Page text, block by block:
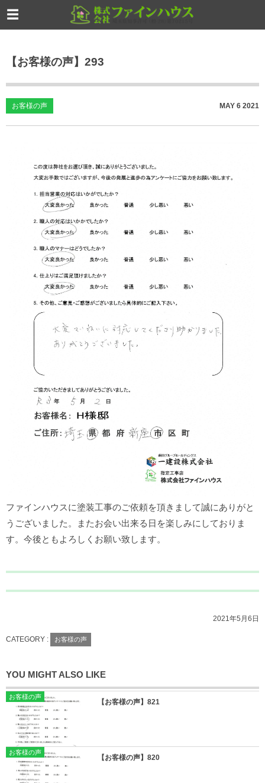
【お客様の声】293
お客様の声 MAY 6 2021
ファインハウスに塗装工事のご依頼を頂きまして誠にありがと
うございました。またお会い出来る日を楽しみにしておりま
す。今後ともよろしくお願い致します。
2021年5月6日
CATEGORY : お客様の声
YOU MIGHT ALSO LIKE
お客様の声
【お客様の声】821
お客様の声
【お客様の声】820